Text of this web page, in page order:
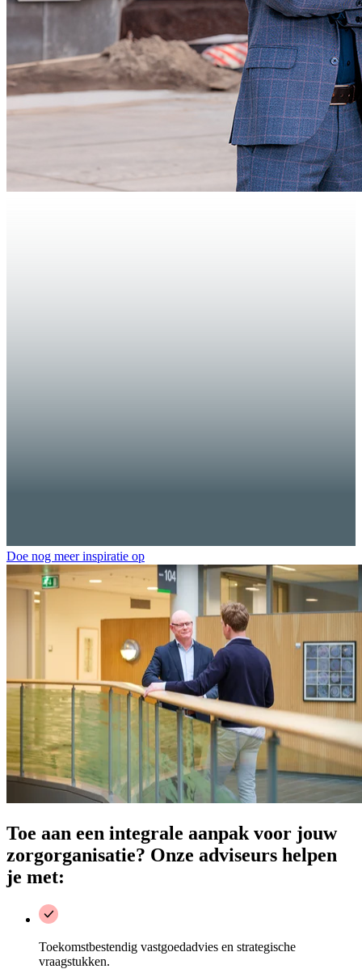
Doe nog meer inspiratie op
Toe aan een integrale aanpak voor jouw
zorgorganisatie? Onze adviseurs helpen
je met:
Toekomstbestendig vastgoedadvies en strategische
vraagstukken.